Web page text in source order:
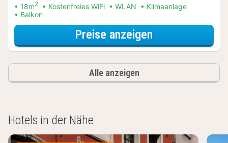
18m2 Kostenfreies WiFi WLAN
Klimaanlage
Balkon
Preise anzeigen
Alle anzeigen
Hotels in der Nähe